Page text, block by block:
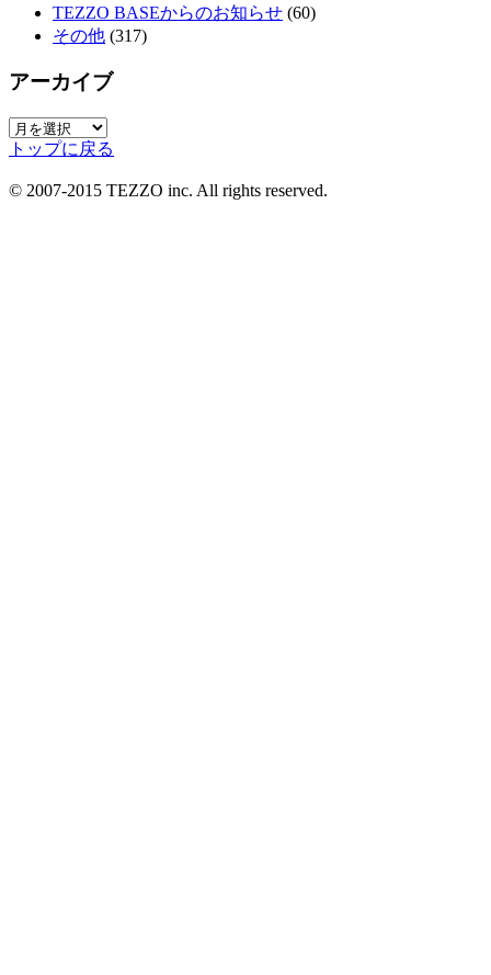
TEZZO BASEからのお知らせ (60)
その他 (317)
アーカイブ
ア
ー
イ
トップに戻る
© 2007-2015 TEZZO inc. All rights reserved.